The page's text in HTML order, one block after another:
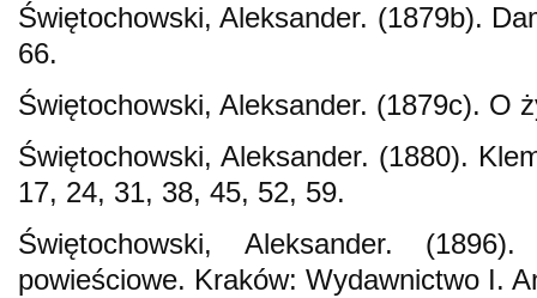
Świętochowski, Aleksander. (1879b).
66.
Świętochowski, Aleksander. (1879c). O
Świętochowski, Aleksander. (1880).
17, 24, 31, 38, 45, 52, 59.
Świętochowski, Aleksander.
powieściowe. Kraków: Wydawnictwo I.